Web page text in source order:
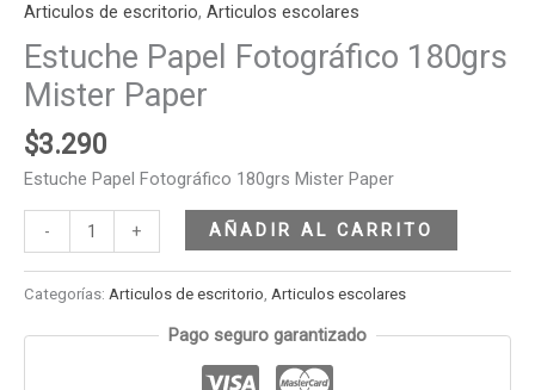
Articulos de escritorio, Articulos escolares
Estuche Papel Fotográfico 180grs
Mister Paper
$3.290
Estuche Papel Fotográfico 180grs Mister Paper
- + AÑADIR AL CARRITO
Categorías: Articulos de escritorio Articulos escolares
Pago seguro garantizado